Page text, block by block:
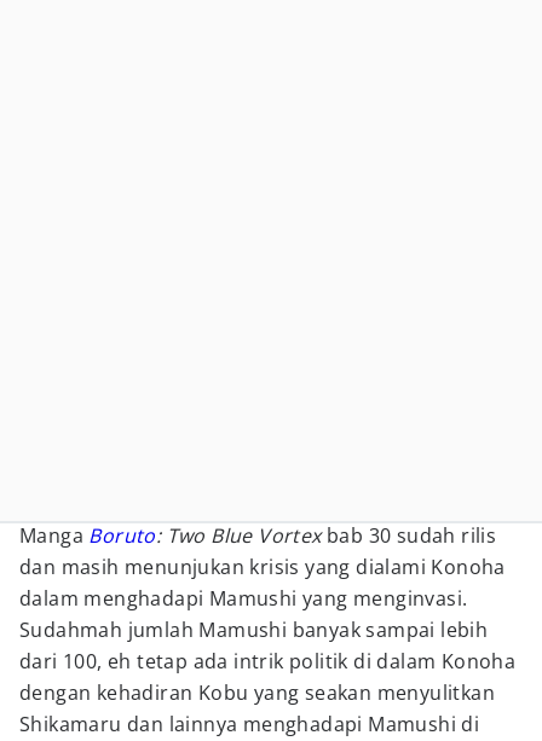
Manga Boruto: Two Blue Vortexbab 30 sudah rilis
dan masih menunjukan krisis yang dialami Konoha
dalam menghadapi Mamushi yang menginvasi.
Sudahmah jumlah Mamushi banyak sampai lebih
dari 100, eh tetap ada intrik politik di dalam Konoha
dengan kehadiran Kobu yang seakan menyulitkan
Shikamaru dan lainnya menghadapi Mamushi di